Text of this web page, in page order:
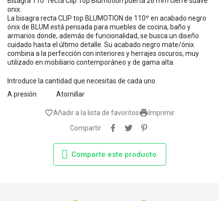
onix.
La bisagra recta CLIP top BLUMOTION de 110º en acabado negro
ónix de BLUM está pensada para muebles de cocina, baño y
armarios donde, además de funcionalidad, se busca un diseño
cuidado hasta el último detalle. Su acabado negro mate/ónix
combina a la perfección con interiores y herrajes oscuros, muy
utilizado en mobiliario contemporáneo y de gama alta.
Introduce la cantidad que necesitas de cada uno
A presión
Atornillar
 Imprimir
favorite_borderAñadir a la lista de favoritos
Compartir
Comparte este producto